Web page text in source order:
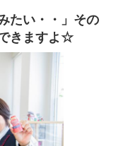
たい・・」その
きますよ☆